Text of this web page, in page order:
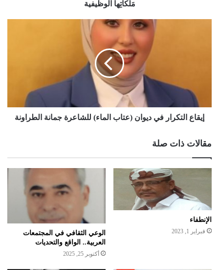
مَلَكاتِها الوظيفية
إيقاع التكرار في ديوان (عتاب الماء) للشاعرة جمانة الطراونة
مقالات ذات صلة
الإنطفاء
فبراير 1, 2023
الوعي الثقافي في المجتمعات
العربية.. الواقع والتحديات
أكتوبر 25, 2025